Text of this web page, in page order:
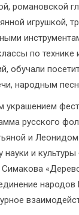
романовской
игрушкой,
по технике
обучали
народным
русского
и
науки и